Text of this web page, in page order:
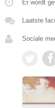
Er wordt
Laatste
Sociale